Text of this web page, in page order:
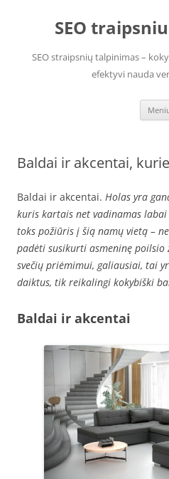
SEO
SEO straipsnių talpinimas –
efektyvi nauda
Baldai ir akcentai,
Baldai ir akcentai. Holas yra
kuris kartais net vadinamas
toks požiūris į šią namų vietą –
padėti susikurti asmeninę
svečių priėmimui, galiausiai, tai
daiktus, tik reikalingi kokybiški
Baldai ir akcentai